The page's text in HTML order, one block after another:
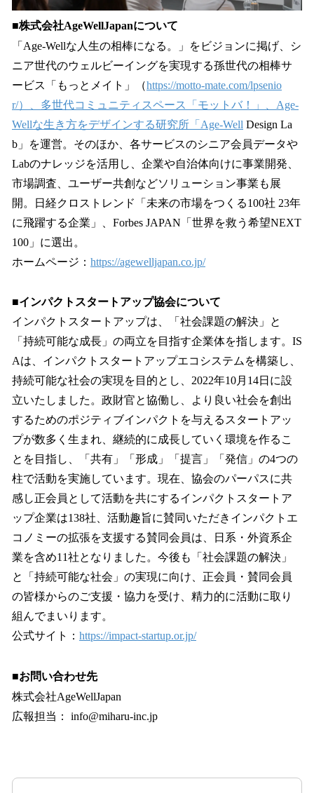
■株式会社AgeWellJapanについて
「Age-Wellな人生の相棒になる。」をビジョンに掲げ、シ
ニア世代のウェルビーイングを実現する孫世代の相棒サ
ービス「もっとメイト」（https://motto-mate.com/lpsenio
r/）、多世代コミュニティスペース「モットバ！」、Age-
Wellな生き方をデザインする研究所「Age-Well Design La
b」を運営。そのほか、各サービスのシニア会員データや
Labのナレッジを活用し、企業や自治体向けに事業開発、
市場調査、ユーザー共創などソリューション事業も展
開。日経クロストレンド「未来の市場をつくる100社 23年
に飛躍する企業」、Forbes JAPAN「世界を救う希望NEXT
100」に選出。
ホームページ： https://agewelljapan.co.jp/
■インパクトスタートアップ協会について
インパクトスタートアップは、「社会課題の解決」と
「持続可能な成長」の両立を目指す企業体を指します。IS
Aは、インパクトスタートアップエコシステムを構築し、
持続可能な社会の実現を目的とし、2022年10月14日に設
立いたしました。政財官と協働し、より良い社会を創出
するためのポジティブインパクトを与えるスタートアッ
プが数多く生まれ、継続的に成長していく環境を作るこ
とを目指し、「共有」「形成」「提言」「発信」の4つの
柱で活動を実施しています。現在、協会のパーパスに共
感し正会員として活動を共にするインパクトスタートア
ップ企業は138社、活動趣旨に賛同いただきインパクトエ
コノミーの拡張を支援する賛同会員は、日系・外資系企
業を含め11社となりました。今後も「社会課題の解決」
と「持続可能な社会」の実現に向け、正会員・賛同会員
の皆様からのご支援・協力を受け、精力的に活動に取り
組んでまいります。
公式サイト： https://impact-startup.or.jp/
■お問い合わせ先
株式会社AgeWellJapan
広報担当： info@miharu-inc.jp